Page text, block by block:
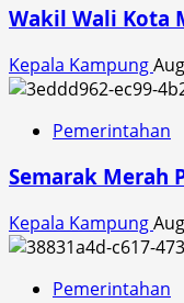
Wakil Wali Kota
Kepala Kampung
Pemerintahan
Semarak Merah
Kepala Kampung
Pemerintahan